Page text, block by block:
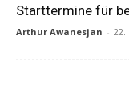
Starttermine für
Arthur Awanesjan - 22.